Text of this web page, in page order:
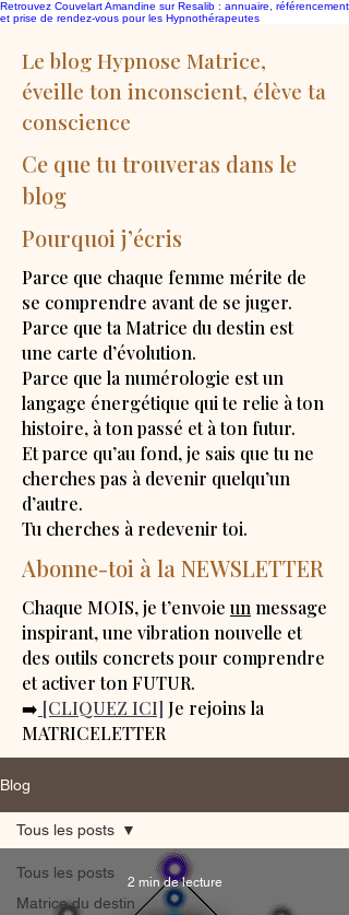
Retrouvez Couvelart Amandine sur Resalib : annuaire, référencement
et prise de rendez-vous pour les Hypnothérapeutes
Le blog Hypnose Matrice,
éveille ton inconscient, élève ta
conscience
Ce que tu trouveras dans le
blog
Pourquoi j’écris
Parce que chaque femme mérite de
se comprendre avant de se juger.
Parce que ta Matrice du destin est
une carte d’évolution.
Parce que la numérologie est un
langage énergétique qui te relie à ton
histoire, à ton passé et à ton futur.
Et parce qu’au fond, je sais que tu ne
cherches pas à devenir quelqu’un
d’autre.
Tu cherches à redevenir toi.
Abonne-toi à la NEWSLETTER
Chaque MOIS, je t’envoie un message
inspirant, une vibration nouvelle et
des outils concrets pour comprendre
et activer ton FUTUR.
➡️ [CLIQUEZ ICI] Je rejoins la
MATRICELETTER
Blog
Tous les posts
Matrice du destin
Tous les posts
2 min de lecture